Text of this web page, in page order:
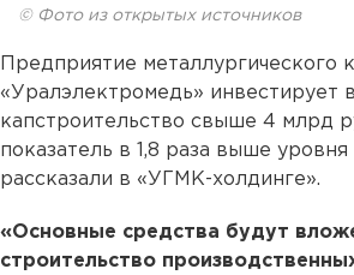
© Фото из открытых источников
Предприятие металлургического
«Уралэлектромедь» инвестирует в
капстроительство свыше 4 млрд
показатель в 1,8 раза выше
рассказали в «УГМК-холдинге».
«Основные средства будут
строительство